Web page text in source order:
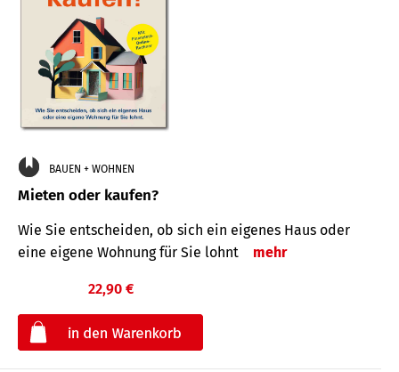
BAUEN + WOHNEN
Mieten oder kaufen?
Wie Sie entscheiden, ob sich ein eigenes Haus oder
eine eigene Wohnung für Sie lohnt
mehr
22,90 €